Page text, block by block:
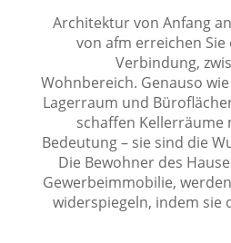
Architektur von Anfang
von afm erreichen
Verbindung,
Wohnbereich. Genauso
Lagerraum und
schaffen
Bedeutung – sie sind die
Die Bewohner des
Gewerbeimmobilie,
widerspiegeln, indem sie